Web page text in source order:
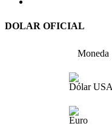
DOLAR OFICIAL
Moneda
Dólar USA
Euro